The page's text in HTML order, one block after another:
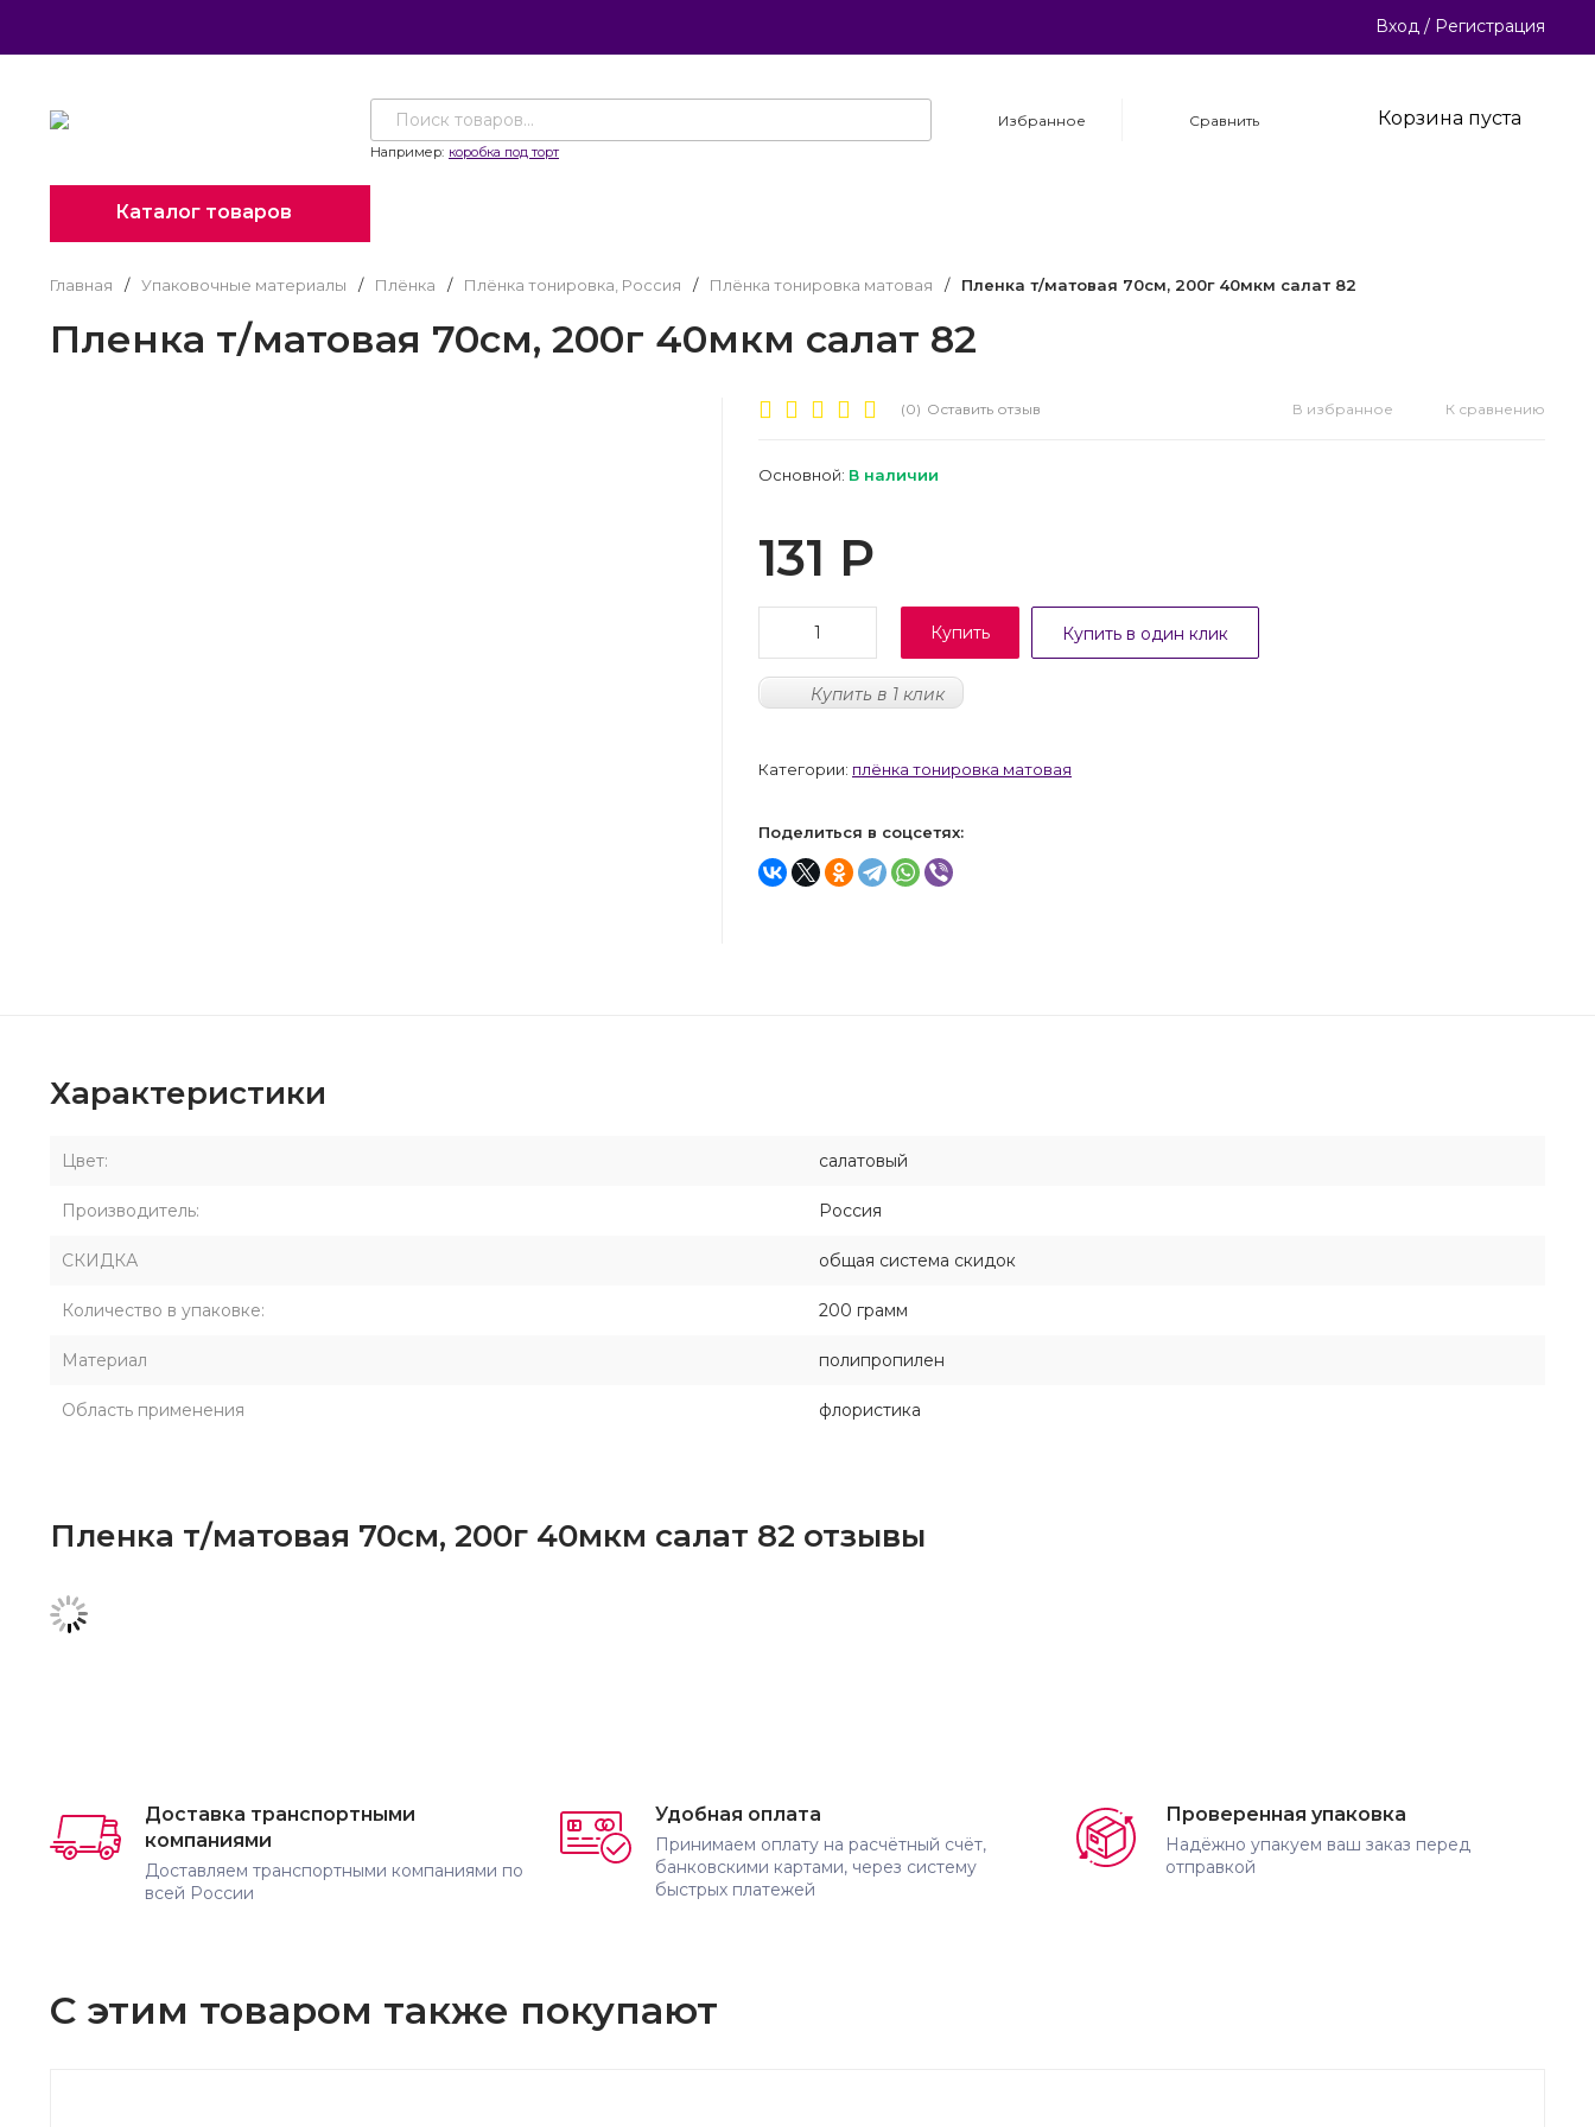
Вход / Регистрация
Например: коробка под торт
Избранное Сравнить Корзина пуста
Каталог товаров
Главная / Упаковочные материалы / Плёнка / Плёнка тонировка, Россия / Плёнка тонировка матовая / Пленка т/матовая 70см, 200г 40мкм салат 82
Пленка т/матовая 70см, 200г 40мкм салат 82
(0) Оставить отзыв В избранное К сравнению
Основной: В наличии
131 Р
Купить Купить в один клик
Купить в 1 клик
Категории: плёнка тонировка матовая
Поделиться в соцсетях:
Характеристики
Цвет: салатовый
Производитель: Россия
СКИДКА общая система скидок
Количество в упаковке: 200 грамм
Материал полипропилен
Область применения флористика
Пленка т/матовая 70см, 200г 40мкм салат 82 отзывы
Доставка транспортными
компаниями
Доставляем транспортными компаниями по
всей России
Удобная оплата
Принимаем оплату на расчётный счёт,
банковскими картами, через систему
быстрых платежей
Проверенная упаковка
Надёжно упакуем ваш заказ перед
отправкой
С этим товаром также покупают